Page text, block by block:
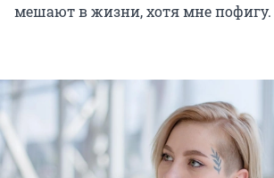
мешают в жизни, хотя мне пофигу.